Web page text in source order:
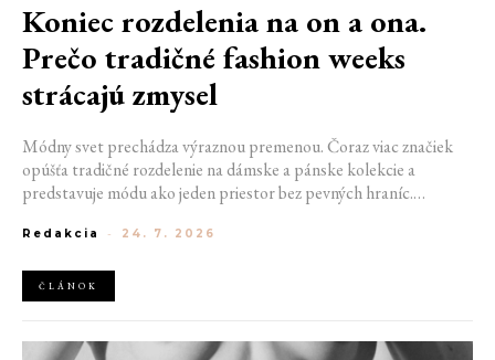
Koniec rozdelenia na on a ona.
Prečo tradičné fashion weeks
strácajú zmysel
Módny svet prechádza výraznou premenou. Čoraz viac značiek
opúšťa tradičné rozdelenie na dámske a pánske kolekcie a
predstavuje módu ako jeden priestor bez pevných hraníc.
udržateľnosť naznačujú, že klasické týždne módy môžu čoskoro
Redakcia - 24. 7. 2026
ČLÁNOK